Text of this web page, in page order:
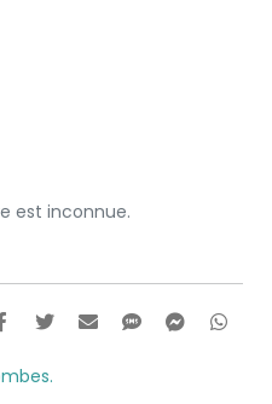
est inconnue.